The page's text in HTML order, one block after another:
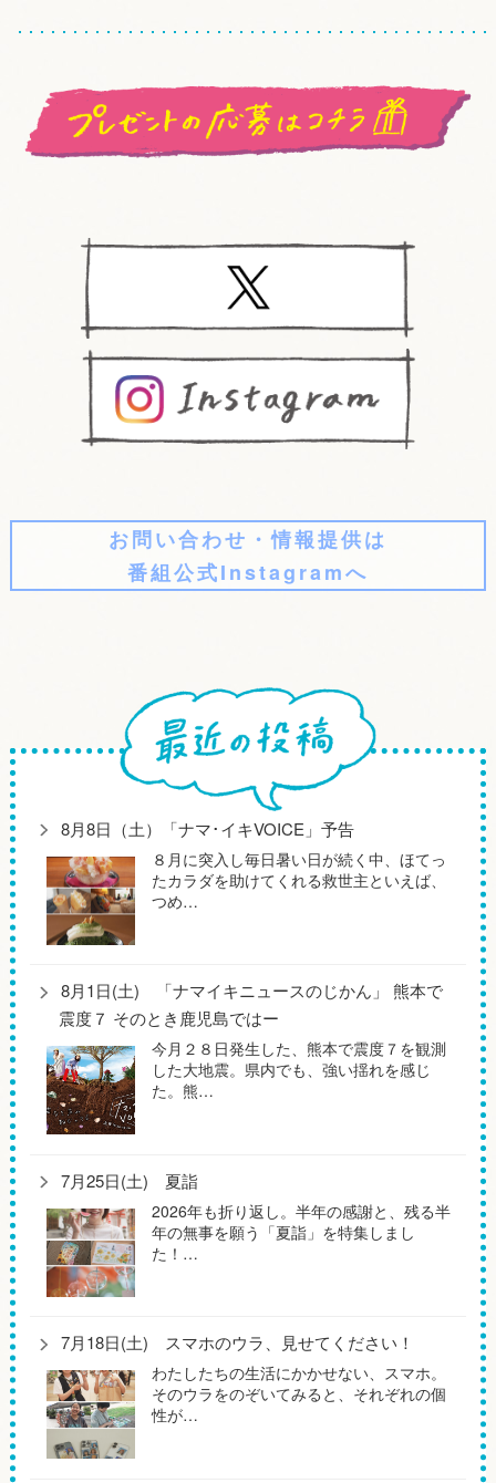
お問い合わせ・情報提供は
番組公式Instagramへ
8月8日（土）「ナマ･イキVOICE」予告
８月に突入し毎日暑い日が続く中、ほてっ
たカラダを助けてくれる救世主といえば、
つめ…
8月1日(土) 「ナマイキニュースのじかん」 熊本で
震度７ そのとき鹿児島ではー
今月２８日発生した、熊本で震度７を観測
した大地震。県内でも、強い揺れを感じ
た。熊…
7月25日(土) 夏詣
2026年も折り返し。半年の感謝と、残る半
年の無事を願う「夏詣」を特集しまし
た！…
7月18日(土) スマホのウラ、見せてください！
わたしたちの生活にかかせない、スマホ。
そのウラをのぞいてみると、それぞれの個
性が…